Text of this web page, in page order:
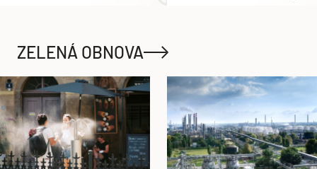
ZELENÁ OBNOVA